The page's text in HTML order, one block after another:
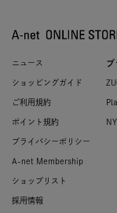
ニュース
ショッピングガイド
ご利用規約
ポイント規約
プライバシーポリシー
A-net Membership
ショップリスト
採用情報
ブ